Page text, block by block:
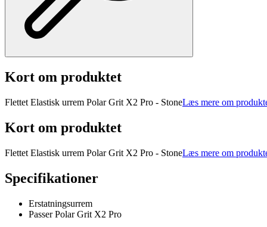
Kort om produktet
Flettet Elastisk urrem Polar Grit X2 Pro - StoneLæs mere om
Kort om produktet
Flettet Elastisk urrem Polar Grit X2 Pro - StoneLæs mere om
Specifikationer
Erstatningsurrem
Passer Polar Grit X2 Pro